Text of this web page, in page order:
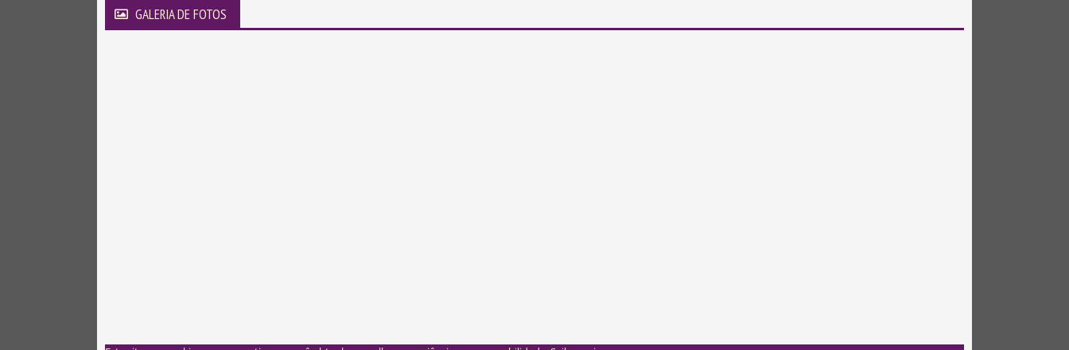
GALERIA DE FOTOS